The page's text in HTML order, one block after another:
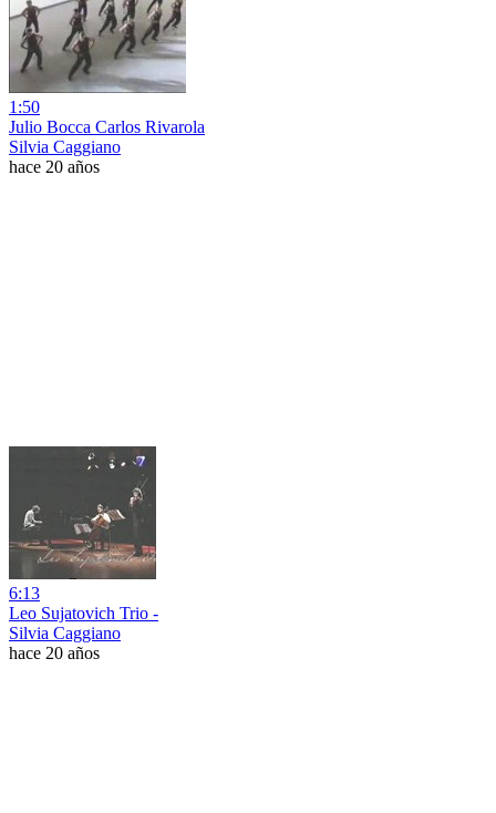
1:50
Julio Bocca Carlos Rivarola
Silvia Caggiano
hace 20 años
6:13
Leo Sujatovich Trio -
Silvia Caggiano
hace 20 años